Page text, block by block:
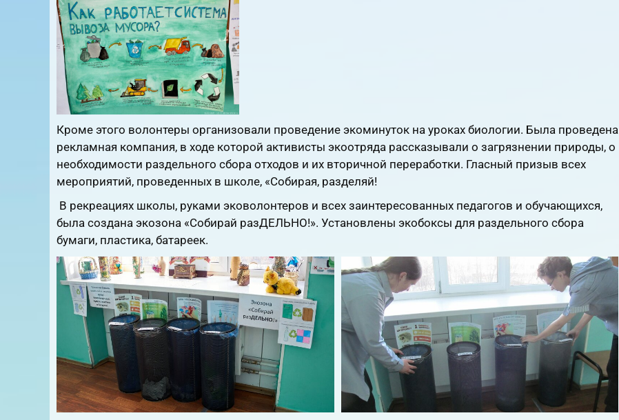
Кроме этого волонтеры организовали проведение экоминуток на уроках биологии. Была проведена
рекламная компания, в ходе которой активисты экоотряда рассказывали о загрязнении природы, о
необходимости раздельного сбора отходов и их вторичной переработки. Гласный призыв всех
мероприятий, проведенных в школе, «Собирая, разделяй!
В рекреациях школы, руками эковолонтеров и всех заинтересованных педагогов и обучающихся,
была создана экозона «Собирай разДЕЛЬНО!». Установлены экобоксы для раздельного сбора
бумаги, пластика, батареек.